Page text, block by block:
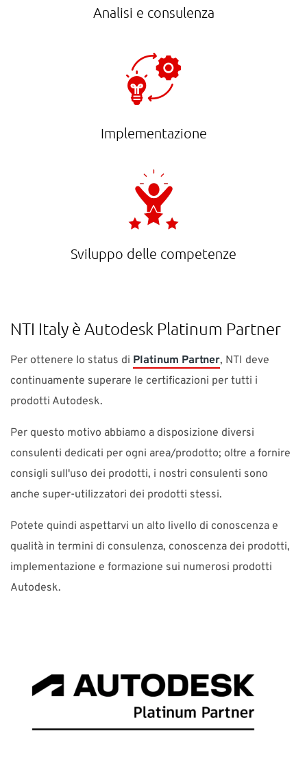
Analisi e consulenza
Implementazione
Sviluppo delle competenze
NTI Italy è Autodesk Platinum Partner
Per ottenere lo status di Platinum Partner, NTI deve
continuamente superare le certificazioni per tutti i
prodotti Autodesk.
Per questo motivo abbiamo a disposizione diversi
consulenti dedicati per ogni area/prodotto; oltre a fornire
consigli sull'uso dei prodotti, i nostri consulenti sono
anche super-utilizzatori dei prodotti stessi.
Potete quindi aspettarvi un alto livello di conoscenza e
qualità in termini di consulenza, conoscenza dei prodotti,
implementazione e formazione sui numerosi prodotti
Autodesk.